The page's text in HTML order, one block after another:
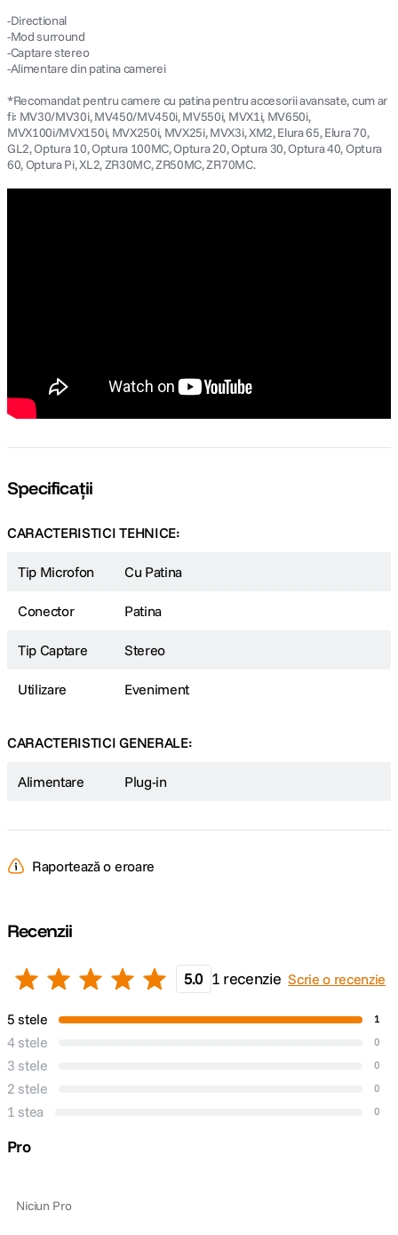
-Directional
-Mod surround
-Captare stereo
-Alimentare din patina camerei
*Recomandat pentru camere cu patina pentru accesorii avansate, cum ar
fi: MV30/MV30i, MV450/MV450i, MV550i, MVX1i, MV650i,
MVX100i/MVX150i, MVX250i, MVX25i, MVX3i, XM2, Elura 65, Elura 70,
GL2, Optura 10, Optura 100MC, Optura 20, Optura 30, Optura 40, Optura
60, Optura Pi, XL2, ZR30MC, ZR50MC, ZR70MC.
Specificații
CARACTERISTICI TEHNICE:
Tip Microfon Cu Patina
Conector Patina
Tip Captare Stereo
Utilizare Eveniment
CARACTERISTICI GENERALE:
Alimentare Plug-in
Raportează o eroare
Recenzii
5.0 1 recenzie Scrie o recenzie
5 stele 1
4 stele 0
3 stele 0
2 stele 0
1 stea 0
Pro
Niciun Pro